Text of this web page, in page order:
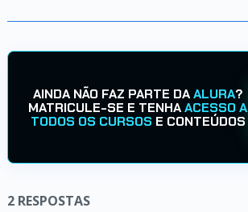
AINDA NÃO FAZ PARTE DAALURA?
MATRICULE-SE E TENHAACESSO A
TODOS OS CURSOS E CONTEÚDOS
2 RESPOSTAS